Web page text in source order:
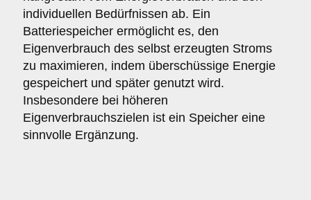
individuellen Bedürfnissen ab. Ein
Batteriespeicher ermöglicht es, den
Eigenverbrauch des selbst erzeugten Stroms
zu maximieren, indem überschüssige Energie
gespeichert und später genutzt wird.
Insbesondere bei höheren
Eigenverbrauchszielen ist ein Speicher eine
sinnvolle Ergänzung.